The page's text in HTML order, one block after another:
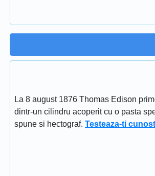
La 8 august 1876 Thomas Edison
dintr-un cilindru acoperit cu o pasta
spune si hectograf. Testeaza-ti